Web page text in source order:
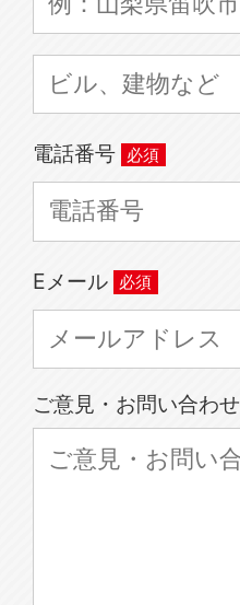
電話番号
Eメール
ご意見・お問い合わせ